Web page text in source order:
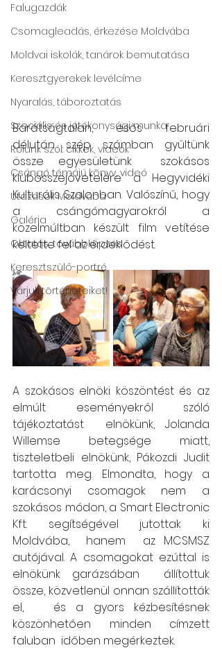
Falugazdák
Csomagleadás, érkezése Moldvába
Moldvai iskolák, tanárok bemutatása
Keresztgyerekek levélcíme
Nyaralás, táboroztatás
Szociális és jótékonysági munka
Rólunk szól: cikkek, videók
Csángó témájú könyv, videó
Utazások Moldvába
Galéria
Oktatás, továbbképzés
Keresztszülő-portré
Várjuk történeteiket!
Barátságtalan, esős februári
délután szép számban gyűltünk
össze egyesületünk  szokásos
klubösszejövetelére a Hegyvidéki
Kulturális Szalonban. Valószínű, hogy
a csángómagyarokról a
közelmúltban készült film vetítése
keltette fel az érdeklődést.
A szokásos elnöki köszöntést és az
elmúlt eseményekről szóló
tájékoztatást  elnökünk, Jolanda
Willemse betegsége miatt,
tiszteletbeli elnökünk, Pákozdi Judit
tartotta meg. Elmondta, hogy a
karácsonyi csomagok nem a
szokásos módon, a Smart Electronic
Kft. segítségével jutottak ki
Moldvába,  hanem  az MCSMSZ
autójával. A csomagokat ezúttal is
elnökünk garázsában  állítottuk
össze, közvetlenül onnan szállították
el,   és a gyors kézbesítésnek
köszönhetően minden címzett
faluban  időben megérkeztek.